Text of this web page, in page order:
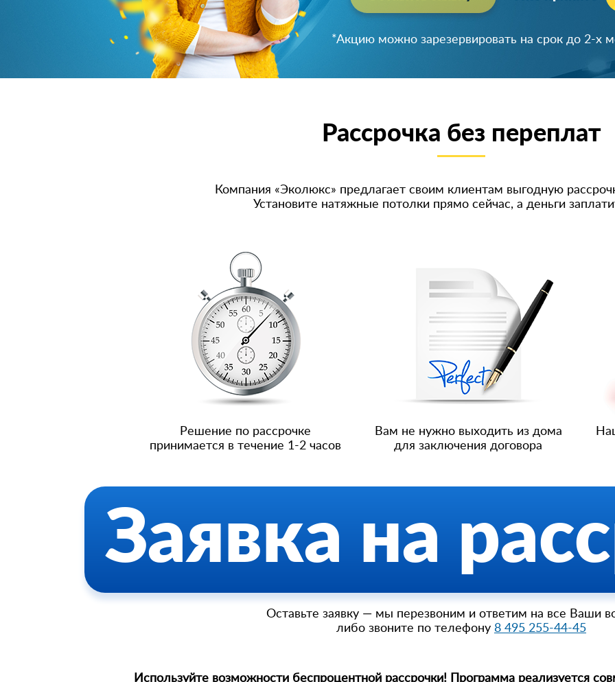
*Акцию можно зарезервировать на срок до 2-х
Успейте зарезервировать скидку!
Рассрочка без переплат
Компания «Эколюкс» предлагает своим клиентам выгодную
Установите натяжные потолки прямо сейчас, а деньги
Решение по рассрочке
принимается в течение 1-2 часов
Вам не нужно выходить из дома
для заключения договора
Заявка на
Оставьте заявку — мы перезвоним и ответим на все Ваши
либо звоните по телефону 8 495 255-44-45
Используйте возможности беспроцентной рассрочки! Программа реализуется